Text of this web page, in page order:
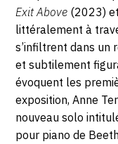
Exit Above (2023) et
littéralement à
s’infiltrent dans un
et subtilement
évoquent les
exposition, Anne
nouveau solo
pour piano de